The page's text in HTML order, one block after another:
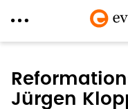
zum
Inhalt
Jürgen